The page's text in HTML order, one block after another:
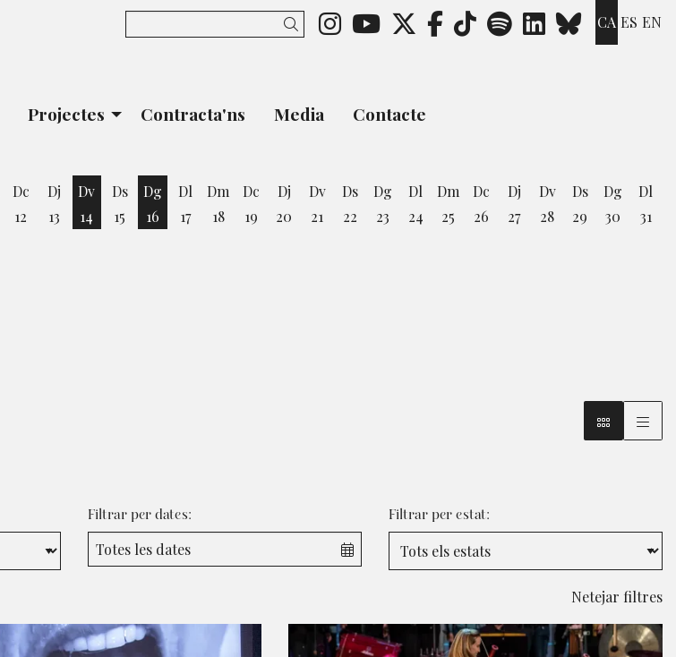
CA ES EN
Link a instagram
Link a youtube
Link a twitter
Link a facebook
Link a ticktok
Link a spotify
Link aLink a
Cercar
Projectes Contracta'ns Media Contacte
Dc
12
Dj
13
Dv
14
Ds
15
Dg
16
Dl
17
Dm
18
Dc
19
Dj
20
Dv
21
Ds
22
Dg
23
Dl
24
Dm
25
Dc
26
Dj
27
Dv
28
Ds
29
Dg
30
Dl
31
Filtrar per dates: Filtrar per estat:
Netejar filtres